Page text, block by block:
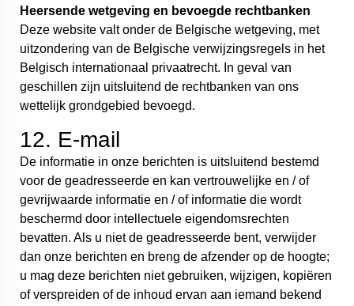
Heersende wetgeving en bevoegde rechtbanken
Deze website valt onder de Belgische wetgeving, met
uitzondering van de Belgische verwijzingsregels in het
Belgisch internationaal privaatrecht. In geval van
geschillen zijn uitsluitend de rechtbanken van ons
wettelijk grondgebied bevoegd.
12. E-mail
De informatie in onze berichten is uitsluitend bestemd
voor de geadresseerde en kan vertrouwelijke en / of
gevrijwaarde informatie en / of informatie die wordt
beschermd door intellectuele eigendomsrechten
bevatten. Als u niet de geadresseerde bent, verwijder
dan onze berichten en breng de afzender op de hoogte;
u mag deze berichten niet gebruiken, wijzigen, kopiëren
of verspreiden of de inhoud ervan aan iemand bekend